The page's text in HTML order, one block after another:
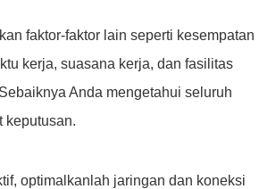
faktor-faktor lain seperti kesempatan
kerja, suasana kerja, dan fasilitas
Anda mengetahui seluruh
keputusan.
optimalkanlah jaringan dan koneksi